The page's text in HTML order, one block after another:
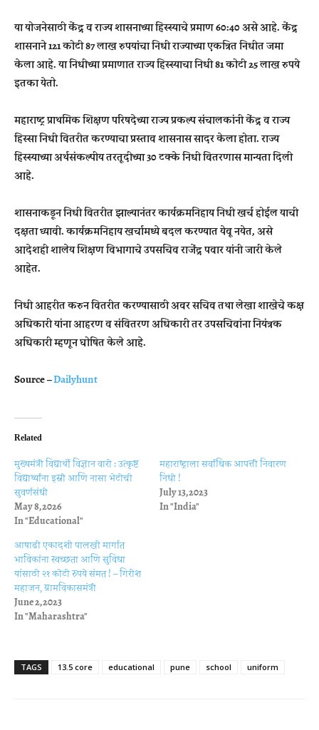
या योजनेसाठी केंद्र व राज्य शासनाच्या हिस्स्याचे प्रमाण 60:40 असे आहे. केंद्र
शासनाने 121 कोटी 87 लाख रुपयांचा निधी राज्याच्या एकत्रित निधीत जमा
केला आहे. या निधीच्या प्रमाणात राज्य हिस्स्याचा निधी 81 कोटी 25 लाख रुपये
इतका येतो.
महाराष्ट्र प्राथमिक शिक्षण परिषदेच्या राज्य प्रकल्प संचालकांनी केंद्र व राज्य
हिस्सा निधी वितरीत करण्याचा प्रस्ताव शासनास सादर केला होता. राज्य
हिस्स्याच्या अर्थसंकल्पीय तरतूदीच्या 30 टक्‍के निधी वितरणास मान्यता दिली
आहे.
शासनाकडून निधी वितरीत झाल्यानंतर कार्यक्रमनिहाय निधी खर्च होईल याची
दक्षता घ्यावी. कार्यक्रमनिहाय खर्चामध्ये बदल करण्यात येवू नयेत, असे
आदेशही शालेय शिक्षण विभागाचे उपसचिव राजेंद्र पवार यांनी जारी केले
आहेत.
निधी आहरीत करुन वितरीत करण्यासाठी अवर सचिव तथा लेखा शाखेचे कक्ष
अधिकारी यांना आहरण व संवितरण अधिकारी तर उपसचिवांना नियंत्रक
अधिकारी म्हणून घोषित केले आहे.
Source –Dailyhunt
Related
मुख्यमंत्री विद्यार्थी विज्ञान वारी : उत्कृष्ट
विद्यार्थ्यांना इस्रो आणि नासा भेटीची
सुवर्णसंधी
May 8, 2026
In "Educational"
महाराष्‍ट्राला सर्वाधिक आपत्ती निवारण
निधी !
July 13, 2023
In "India"
आषाढी एकादशी पालखी मार्गात
भाविकांना स्‍वच्‍छता आणि सुविधा
यांसाठी २१ कोटी रुपये संमत ! – गिरीश
महाजन, ग्रामविकासमंत्री
June 2, 2023
In "Maharashtra"
TAGS 13.5 core educational pune school uniform